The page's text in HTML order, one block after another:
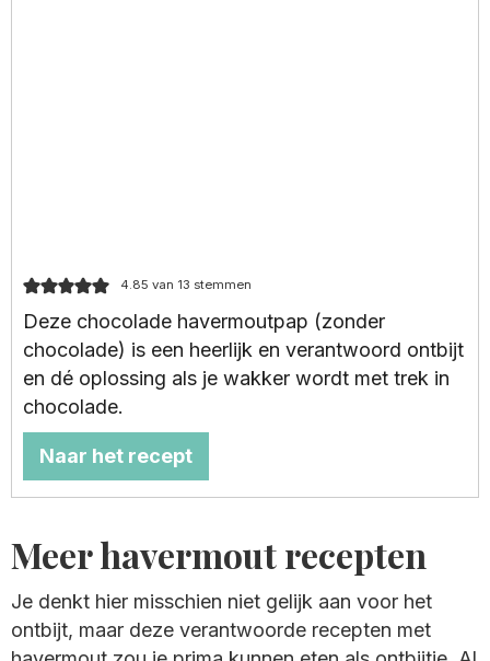
4.85 van 13 stemmen
Deze chocolade havermoutpap (zonder
chocolade) is een heerlijk en verantwoord ontbijt
en dé oplossing als je wakker wordt met trek in
chocolade.
Naar het recept
Meer havermout recepten
Je denkt hier misschien niet gelijk aan voor het
ontbijt, maar deze verantwoorde recepten met